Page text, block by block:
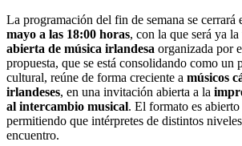
La programación del fin de semana se cerrará
mayo a las 18:00 horas, con la que será ya la
abierta de música irlandesa organizada por
propuesta, que se está consolidando como un
cultural, reúne de forma creciente a músicos
irlandeses, en una invitación abierta a la
al intercambio musical. El formato es
permitiendo que intérpretes de distintos
encuentro.